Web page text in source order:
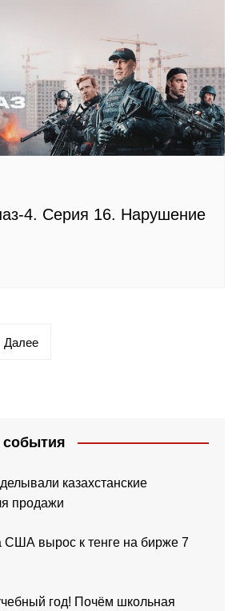
4. Серия 16. Нарушение
Далее
события
казахстанские
продажи
США вырос к тенге на бирже 7
год! Почём школьная